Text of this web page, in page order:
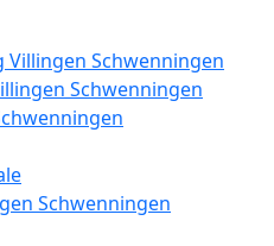
Schwenningen
Schwenningen
Schwenningen